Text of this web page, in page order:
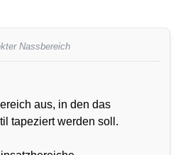
Nassbereich
aus, in den das
tapeziert werden soll.